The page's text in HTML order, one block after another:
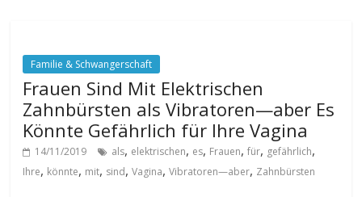
Familie & Schwangerschaft
Frauen Sind Mit Elektrischen
Zahnbürsten als Vibratoren—aber Es
Könnte Gefährlich für Ihre Vagina
14/11/2019 als, elektrischen, es, Frauen,für, gefährlich,
Ihre, könnte, mit, sind,Vagina,Vibratoren—aber, Zahnbürsten